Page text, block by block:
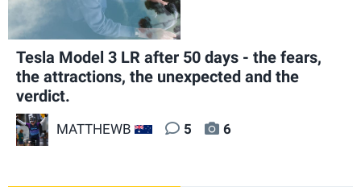
Tesla Model 3 LR after 50 days - the fears,
the attractions, the unexpected and the
verdict.
MATTHEWB AU 5 6